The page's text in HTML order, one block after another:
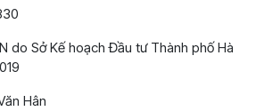
do Sở Kế hoạch Đầu tư Thành phố Hà
Hân